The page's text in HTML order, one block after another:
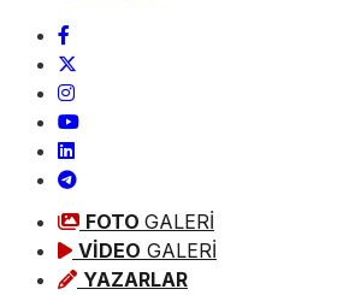
FOTO GALERİ
VİDEO GALERİ
YAZARLAR